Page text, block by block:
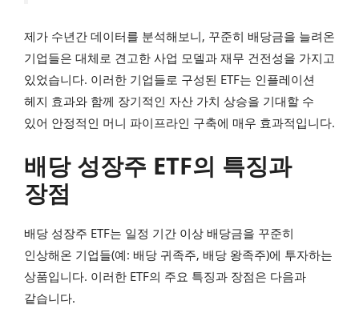
제가 수년간 데이터를 분석해보니, 꾸준히 배당금을 늘려온
기업들은 대체로 견고한 사업 모델과 재무 건전성을 가지고
있었습니다. 이러한 기업들로 구성된 ETF는 인플레이션
헤지 효과와 함께 장기적인 자산 가치 상승을 기대할 수
있어 안정적인 머니 파이프라인 구축에 매우 효과적입니다.
배당 성장주 ETF의 특징과
장점
배당 성장주 ETF는 일정 기간 이상 배당금을 꾸준히
인상해온 기업들(예: 배당 귀족주, 배당 왕족주)에 투자하는
상품입니다. 이러한 ETF의 주요 특징과 장점은 다음과
같습니다.